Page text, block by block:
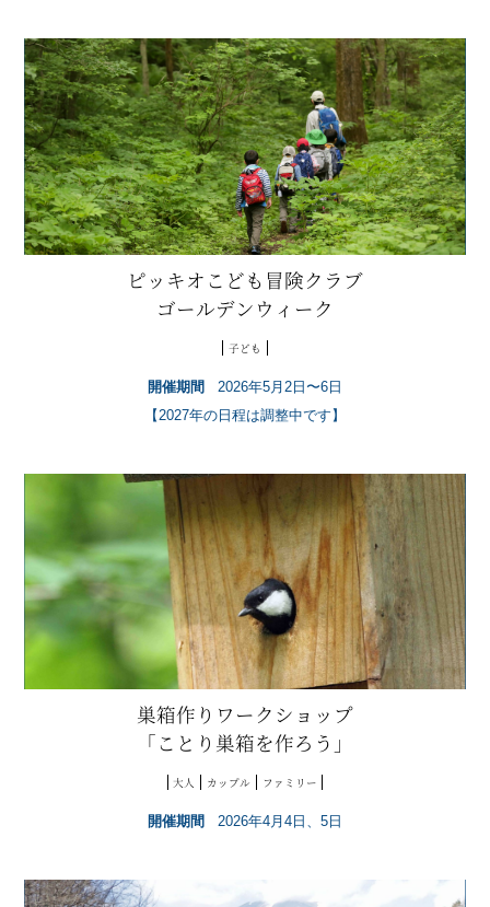
ピッキオこども冒険クラブ
ゴールデンウィーク
子ども
開催期間
2026年5月2日〜6日
【2027年の日程は調整中です】
巣箱作りワークショップ
「ことり巣箱を作ろう」
大人 カップル ファミリー
開催期間 2026年4月4日、5日